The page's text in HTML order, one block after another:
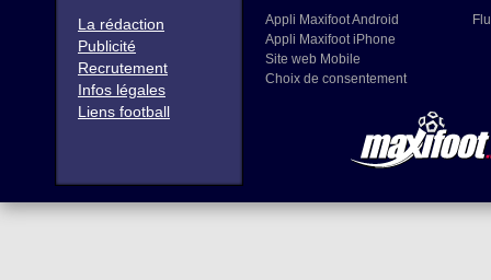
La rédaction
Publicité
Recrutement
Infos légales
Liens football
Appli Maxifoot Android
Appli Maxifoot iPhone
Site web Mobile
Choix de consentement